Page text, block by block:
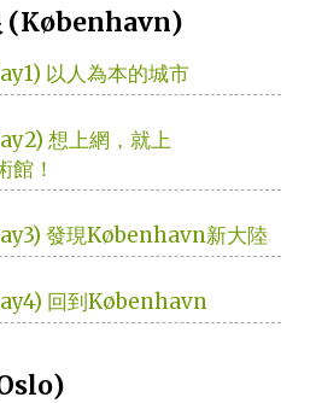
(København)
以人為本的城市
想上網，就上
！
發現København新大陸
回到København